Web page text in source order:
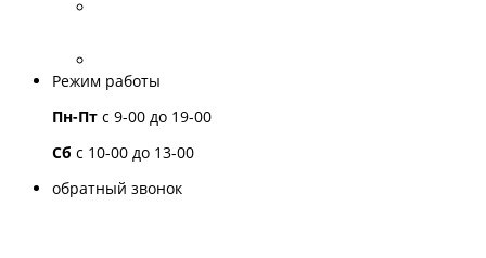
Режим работы
Пн-Пт с 9-00 до 19-00
Сб с 10-00 до 13-00
обратный звонок